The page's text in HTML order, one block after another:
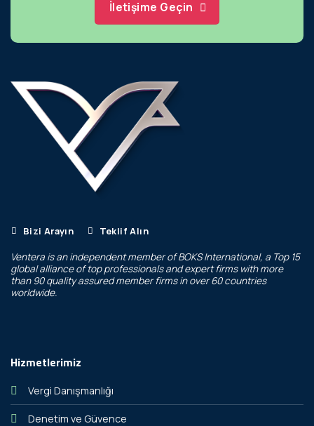
İletişime Geçin
Bizi Arayın Teklif Alın
Ventera is an independent member ofBOKS International, a Top 15
global alliance of top professionals and expert firms with more
than 90 quality assured member firms in over 60 countries
worldwide.
Hizmetlerimiz
Vergi Danışmanlığı
Denetim ve Güvence